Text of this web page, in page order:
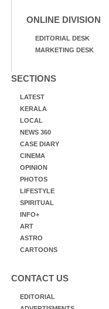
ONLINE DIVISION
EDITORIAL DESK
MARKETING DESK
SECTIONS
LATEST
KERALA
LOCAL
NEWS 360
CASE DIARY
CINEMA
OPINION
PHOTOS
LIFESTYLE
SPIRITUAL
INFO+
ART
ASTRO
CARTOONS
CONTACT US
EDITORIAL